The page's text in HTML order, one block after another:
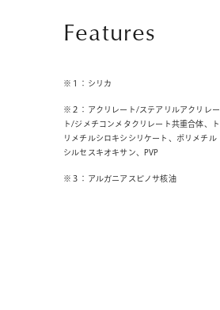
Features
※１：シリカ
※２：アクリレート/ステアリルアクリレー
ト/ジメチコンメタクリレート共重合体、ト
リメチルシロキシシリケート、ポリメチル
シルセスキオキサン、PVP
※３：アルガニアスピノサ核油